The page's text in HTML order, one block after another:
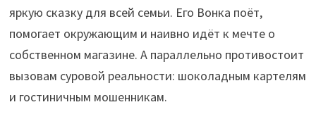
яркую сказку для всей семьи. Его Вонка поёт,
помогает окружающим и наивно идёт к мечте о
собственном магазине. А параллельно противостоит
вызовам суровой реальности: шоколадным картелям
и гостиничным мошенникам.